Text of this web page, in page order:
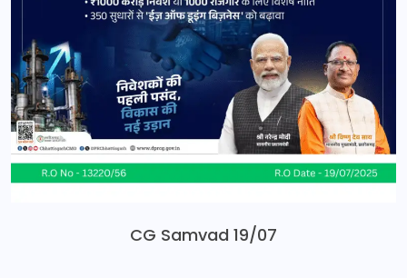
CG Samvad 19/07